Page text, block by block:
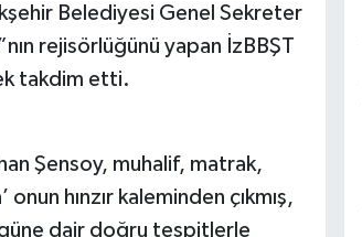
Belediyesi Genel Sekreter
rejisörlüğünü yapan İzBBŞT
takdim etti.
Şensoy, muhalif, matrak,
hınzır kaleminden çıkmış,
dair doğru tespitlerle